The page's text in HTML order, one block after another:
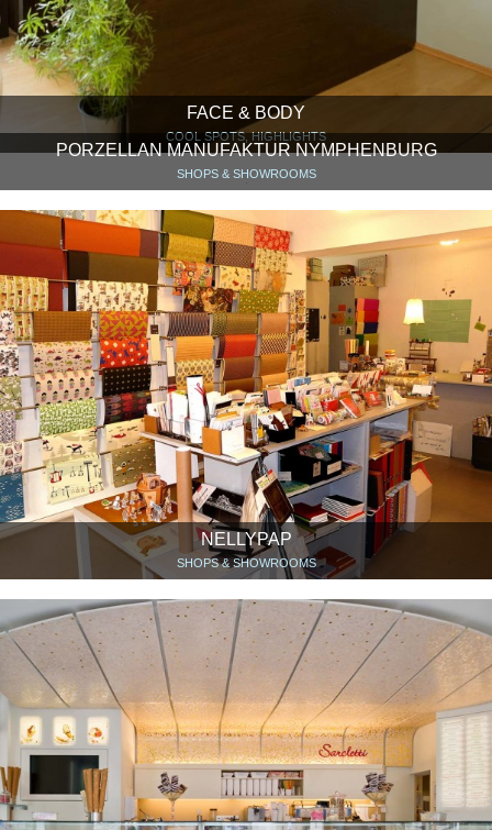
FACE & BODY
COOL SPOTS, HIGHLIGHTS
PORZELLAN MANUFAKTUR NYMPHENBURG
SHOPS & SHOWROOMS
NELLYPAP
SHOPS & SHOWROOMS